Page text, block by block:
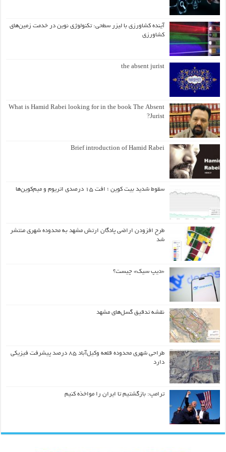
آینده کشاورزی با لیزر سطحی: تکنولوژی نوین در خدمت زمین‌های
کشاورزی
the absent jurist
What is Hamid Rabei looking for in the book The Absent
Jurist?
Brief introduction of Hamid Rabei
سقوط شدید بیت کوین ؛ افت ۱۵ درصدی اتریوم و میم‌کوین‌ها
طرح افزودن اراضی پادگان ارتش مشهد به محدوده شهری منتشر
شد
«دیپ سیک» چیست؟
نقشه تدقیق گسل‌های مشهد
طراحی شهری محدوده قلعه وکیل‌آباد ۸۵ درصد پیشرفت فیزیکی
دارد
ترامپ: بازگشتیم تا ایران را مواخذه کنیم